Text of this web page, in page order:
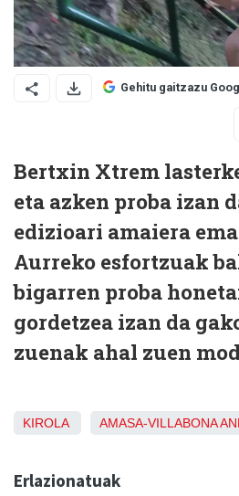
Gehitu gaitzazu
Bertxin Xtrem
eta azken proba izan
edizioari amaiera
Aurreko esfortzuak
bigarren proba
gordetzea izan da
zuenak ahal zuen
KIROLA AMASA-VILLABONA
Erlazionatuak